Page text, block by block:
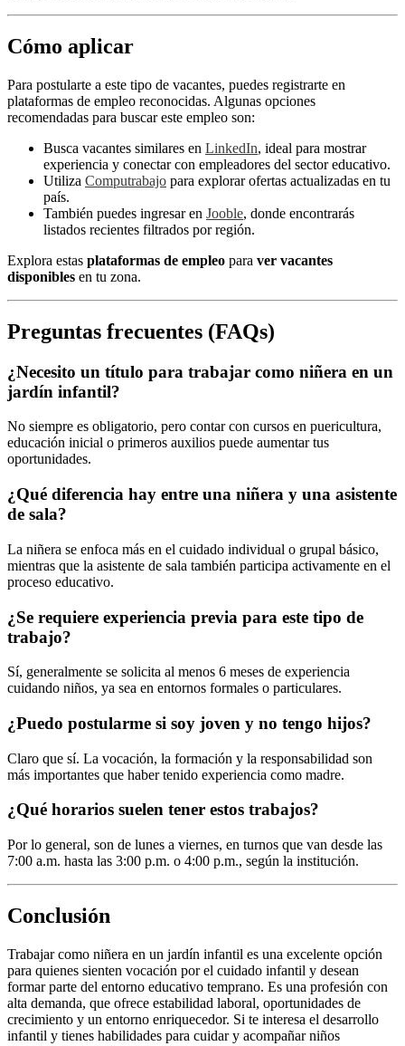
Cómo aplicar
Para postularte a este tipo de vacantes, puedes registrarte en
plataformas de empleo reconocidas. Algunas opciones
recomendadas para buscar este empleo son:
Busca vacantes similares en LinkedIn, ideal para mostrar
experiencia y conectar con empleadores del sector educativo.
Utiliza Computrabajo para explorar ofertas actualizadas en tu
país.
También puedes ingresar en Jooble, donde encontrarás
listados recientes filtrados por región.
Explora estas plataformas de empleo para ver vacantes
disponibles en tu zona.
Preguntas frecuentes (FAQs)
¿Necesito un título para trabajar como niñera en un
jardín infantil?
No siempre es obligatorio, pero contar con cursos en puericultura,
educación inicial o primeros auxilios puede aumentar tus
oportunidades.
¿Qué diferencia hay entre una niñera y una asistente
de sala?
La niñera se enfoca más en el cuidado individual o grupal básico,
mientras que la asistente de sala también participa activamente en el
proceso educativo.
¿Se requiere experiencia previa para este tipo de
trabajo?
Sí, generalmente se solicita al menos 6 meses de experiencia
cuidando niños, ya sea en entornos formales o particulares.
¿Puedo postularme si soy joven y no tengo hijos?
Claro que sí. La vocación, la formación y la responsabilidad son
más importantes que haber tenido experiencia como madre.
¿Qué horarios suelen tener estos trabajos?
Por lo general, son de lunes a viernes, en turnos que van desde las
7:00 a.m. hasta las 3:00 p.m. o 4:00 p.m., según la institución.
Conclusión
Trabajar como niñera en un jardín infantil es una excelente opción
para quienes sienten vocación por el cuidado infantil y desean
formar parte del entorno educativo temprano. Es una profesión con
alta demanda, que ofrece estabilidad laboral, oportunidades de
crecimiento y un entorno enriquecedor. Si te interesa el desarrollo
infantil y tienes habilidades para cuidar y acompañar niños